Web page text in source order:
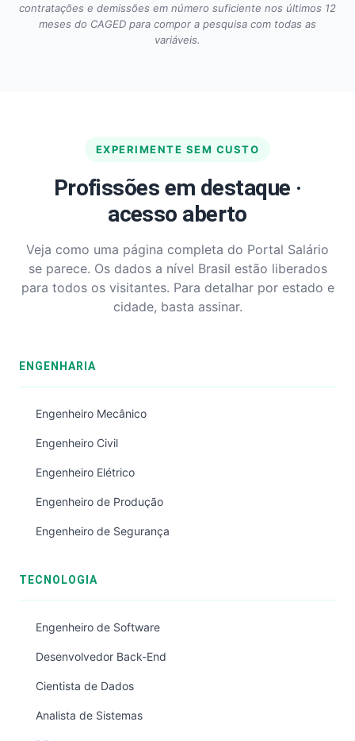
contratações e demissões em número suficiente nos últimos 12
meses do CAGED para compor a pesquisa com todas as
variáveis.
EXPERIMENTE SEM CUSTO
Profissões em destaque ·
acesso aberto
Veja como uma página completa do Portal Salário
se parece. Os dados a nível Brasil estão liberados
para todos os visitantes. Para detalhar por estado e
cidade, basta assinar.
ENGENHARIA
Engenheiro Mecânico
Engenheiro Civil
Engenheiro Elétrico
Engenheiro de Produção
Engenheiro de Segurança
TECNOLOGIA
Engenheiro de Software
Desenvolvedor Back-End
Cientista de Dados
Analista de Sistemas